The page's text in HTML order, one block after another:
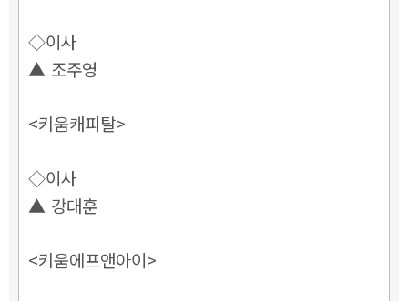
◇이사
▲ 조주영
<키움캐피탈>
◇이사
▲ 강대훈
<키움에프앤아이>